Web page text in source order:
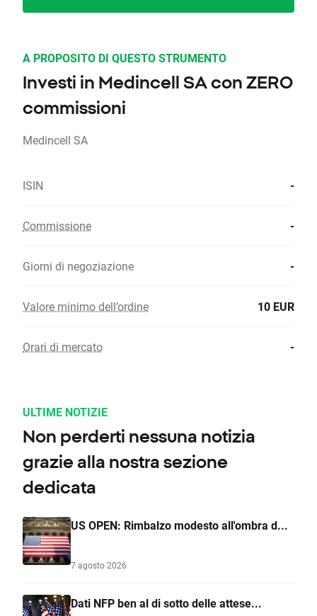
A PROPOSITO DI QUESTO STRUMENTO
Investi in Medincell SA con ZERO
commissioni
Medincell SA
ISIN -
Commissione -
Giorni di negoziazione -
Valore minimo dell’ordine 10 EUR
Orari di mercato -
ULTIME NOTIZIE
Non perderti nessuna notizia
grazie alla nostra sezione
dedicata
US OPEN: Rimbalzo modesto all'ombra d...
7 agosto 2026
Dati NFP ben al di sotto delle attese...